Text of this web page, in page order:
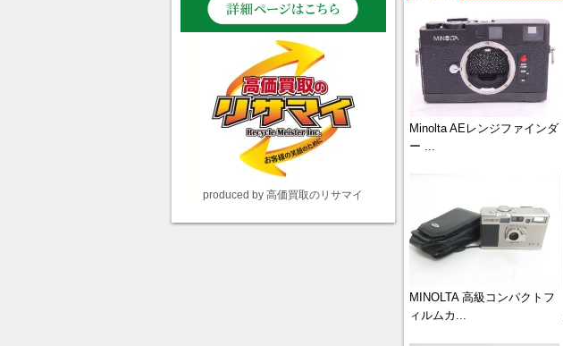
Minolta AEレンジファインダ
ー ...
MINOLTA 高級コンパクトフ
ィルムカ...
produced by 高価買取のリサマイ